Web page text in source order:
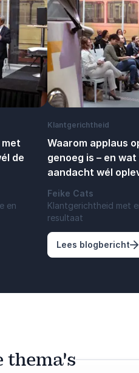
de
en
zoeken, start met
Klantgerichtheid
Waarom applaus
genoeg is – en
aandacht wél
Feike Cats
Klantgerichtheid met
resultaat
Lees blogbericht:
thema's